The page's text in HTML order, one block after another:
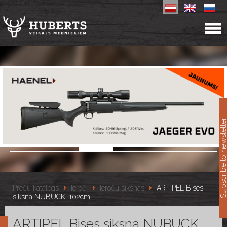
Preču katalogs Ieroči Ieroču siksnas
ARTIPEL Bises
siksna NUBUCK, 102cm
ARTIPEL Bises siksna NUBUCK,
Subscribe